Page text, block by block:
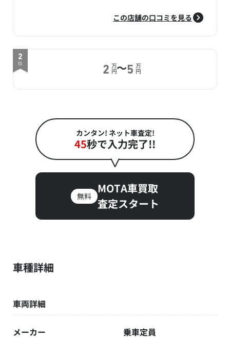
この店舗の口コミを見る
2
位
2 万
円～5 万
円
カンタン! ネット車査定!
45秒で入力完了!!
無料
MOTA車買取
査定スタート
車種詳細
車両詳細
メーカー 乗車定員